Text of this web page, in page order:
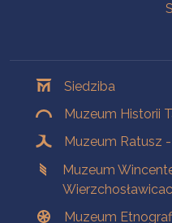
Siedziba
Muzeum Historii
Muzeum Ratusz
Muzeum
Muzeum